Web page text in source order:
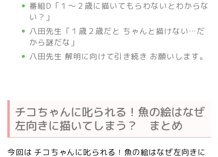
番組D「１～２歳に描いてもらわないとわからな
い？」
八田先生「１歳２歳だと ちゃんと描けない…だ
から謎だな」
八田先生 解明に向けて引き続き お願いします。
チコちゃんに叱られる！魚の絵はなぜ
左向きに描いてしまう？ まとめ
今回は チコちゃんに叱られる！魚の絵はなぜ左向きに